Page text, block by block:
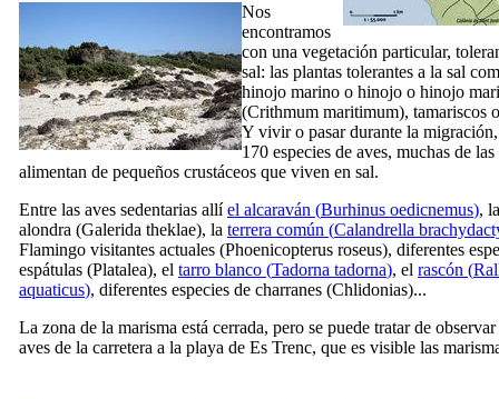
Nos
encontramos
con una vegetación particular,
sal: las plantas tolerantes a la sal
hinojo marino o hinojo o hinojo
(Crithmum maritimum), tamariscos
Y vivir o pasar durante la
170 especies de aves, muchas de las
alimentan de pequeños crustáceos que viven en sal.
Entre las aves sedentarias allíel alcaraván (Burhinus oedicnemus),
alondra (Galerida theklae), la terrera común (Calandrella
Flamingo visitantes actuales (Phoenicopterus roseus), diferentes
espátulas (Platalea), el tarro blanco (Tadorna tadorna), el rascón (
aquaticus), diferentes especies de charranes (Chlidonias)...
La zona de la marisma está cerrada, pero se puede tratar de observar
aves de la carretera a la playa de Es Trenc, que es visible las